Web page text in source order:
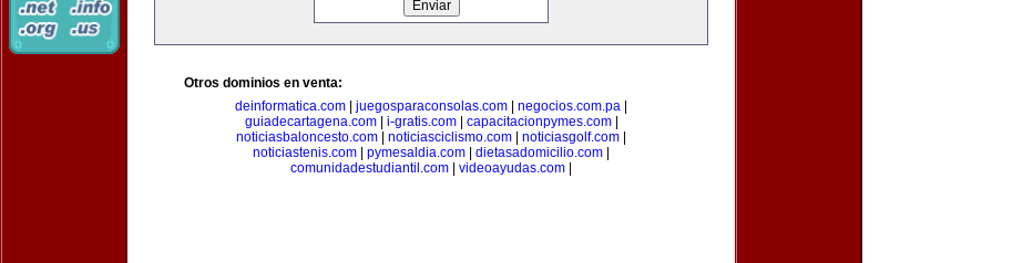
Otros dominios en venta:
deinformatica.com
juegosparaconsolas.com negocios.com.pa
guiadecartagena.com| i-gratis.com| capacitacionpymes.com|
noticiasbaloncesto.com
noticiasciclismo.com noticiasgolf.com
noticiastenis.com
pymesaldia.com dietasadomicilio.com
comunidadestudiantil.com
videoayudas.com